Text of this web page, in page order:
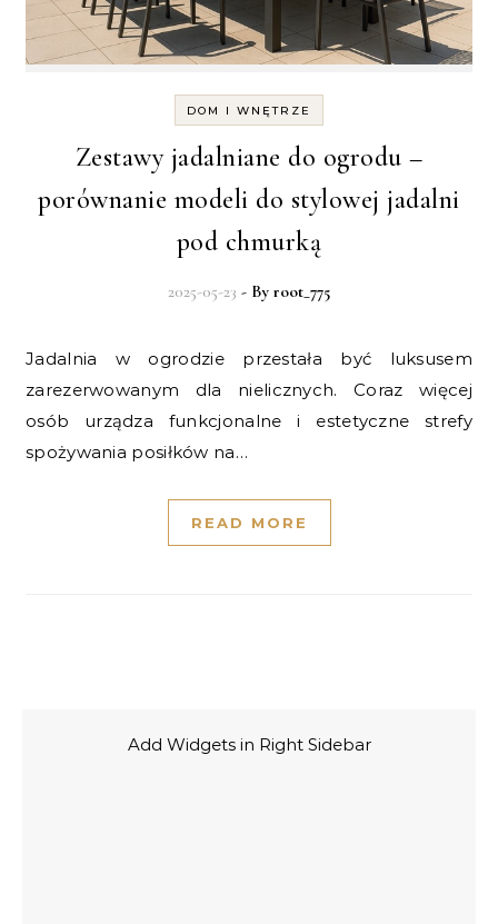
DOM I WNĘTRZE
Zestawy jadalniane do ogrodu –
porównanie modeli do stylowej jadalni
pod chmurką
2025-05-23 - By root_775
Jadalnia w ogrodzie przestała być luksusem
zarezerwowanym dla nielicznych. Coraz więcej
osób urządza funkcjonalne i estetyczne strefy
spożywania posiłków na…
READ MORE
Add Widgets in Right Sidebar